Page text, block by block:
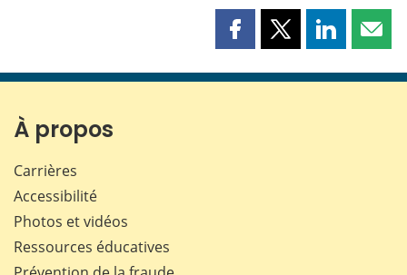
Partager
page
Partager
page
Partager
page page
À propos
Carrières
Accessibilité
Photos et vidéos
Ressources éducatives